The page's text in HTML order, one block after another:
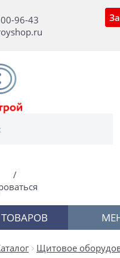
96-43
/
Щитовое